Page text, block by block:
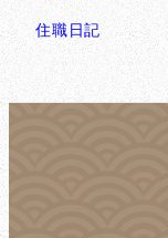
住職日記